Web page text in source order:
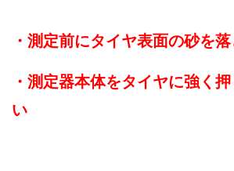
・測定前にタイヤ表面の砂を
・測定器本体をタイヤに強く
い